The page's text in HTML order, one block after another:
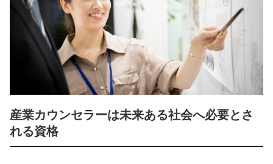
産業カウンセラーは未来ある社会へ必要とさ
れる資格